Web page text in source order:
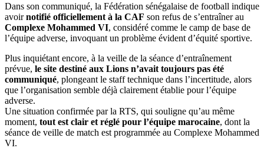
Dans son communiqué, la Fédération sénégalaise de football indique
avoirnotifié officiellement à la CAF son refus de s’entraîner au
Complexe Mohammed VI, considéré comme le camp de base de
l’équipe adverse, invoquant un problème évident d’équité sportive.
Plus inquiétant encore, à la veille de la séance d’entraînement
prévue, le site destiné aux Lions n’avait toujours pas été
communiqué, plongeant le staff technique dans l’incertitude, alors
que l’organisation semble déjà clairement établie pour l’équipe
adverse.
Une situation confirmée par la RTS, qui souligne qu’au même
moment, tout est clair et réglé pour l’équipe marocaine, dont la
séance de veille de match est programmée au Complexe Mohammed
VI.